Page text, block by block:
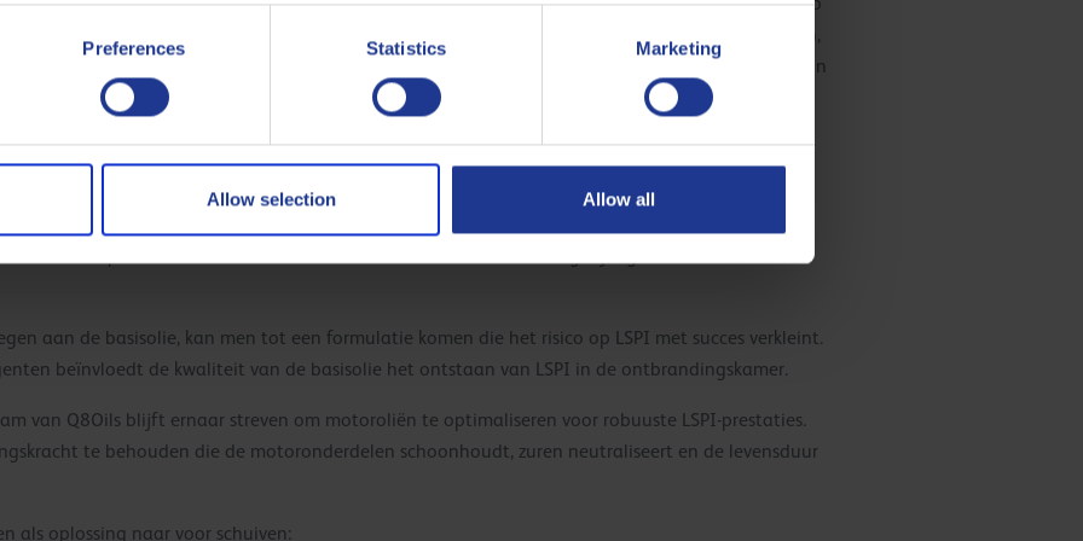
Preferences Statistics Marketing
Allow selection Allow all
op magnesiumbasis de kans op LSPI verkleinen. De calciumconcentratie in motoroliën verlagen,
oplossing. Dit heeft dan weer nadelen voor de levensduur, de prestaties en de efficiëntie van
om LSPI te voorkomen
van en experimenteren met nieuwe formulaties om voorontsteking bij lagere toerentallen te
aan de basisolie, kan men tot een formulatie komen die het risico op LSPI met succes verkleint.
beïnvloedt de kwaliteit van de basisolie het ontstaan van LSPI in de ontbrandingskamer.
van Q8Oils blijft ernaar streven om motoroliën te optimaliseren voor robuuste LSPI-prestaties.
te behouden die de motoronderdelen schoonhoudt, zuren neutraliseert en de levensduur
als oplossing naar voor schuiven: